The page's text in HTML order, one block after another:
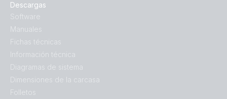
Descargas
Software
Manuales
Fichas técnicas
Información técnica
Diagramas de sistema
Dimensiones de la carcasa
Folletos